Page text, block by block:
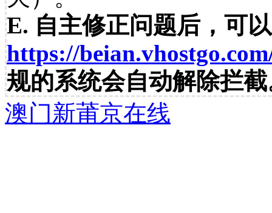
E. 自主修正问题后，可
https://
规的系统会自动解除拦
澳门新莆京在线